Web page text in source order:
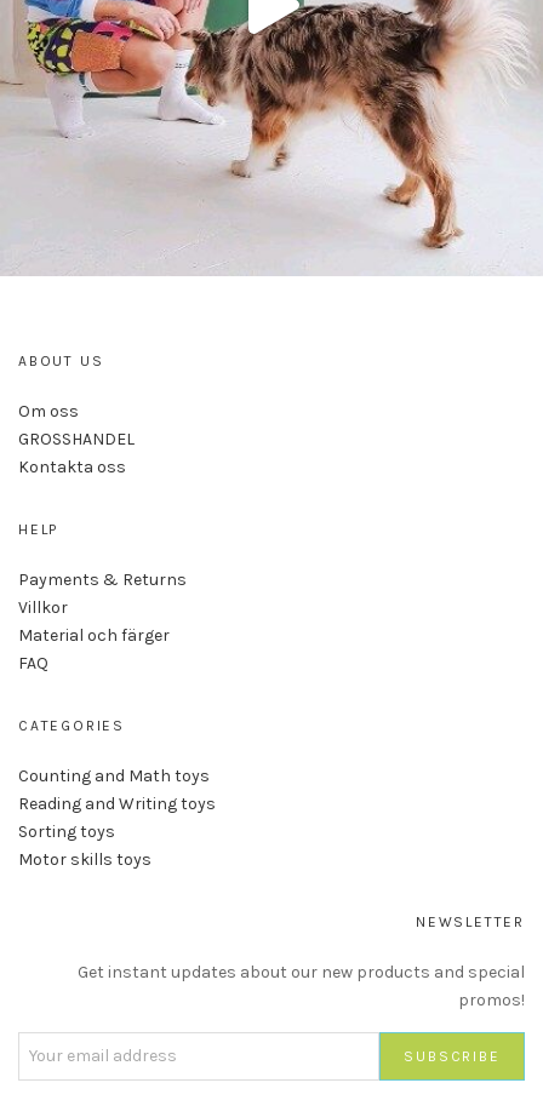
ABOUT US
Om oss
GROSSHANDEL
Kontakta oss
HELP
Payments & Returns
Villkor
Material och färger
FAQ
CATEGORIES
Counting and Math toys
Reading and Writing toys
Sorting toys
Motor skills toys
NEWSLETTER
Get instant updates about our new products and special
promos!